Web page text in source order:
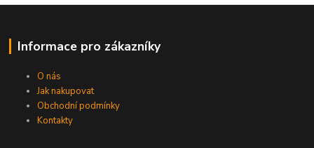
Informace pro zákazníky
O nás
Jak nakupovat
Obchodní podmínky
Kontakty